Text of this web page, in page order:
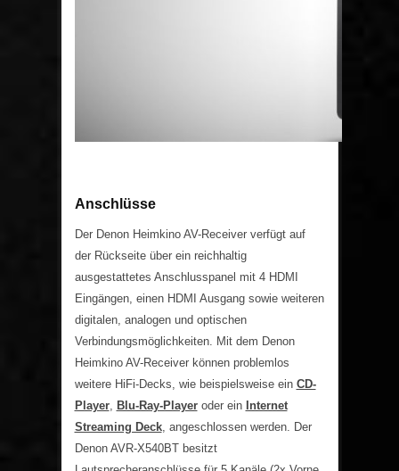
Anschlüsse
Der Denon Heimkino AV-Receiver verfügt auf
der Rückseite über ein reichhaltig
ausgestattetes Anschlusspanel mit 4 HDMI
Eingängen, einen HDMI Ausgang sowie weiteren
digitalen, analogen und optischen
Verbindungsmöglichkeiten. Mit dem Denon
Heimkino AV-Receiver können problemlos
weitere HiFi-Decks, wie beispielsweise ein CD-
Player, Blu-Ray-Playeroder ein Internet
Streaming Deck, angeschlossen werden. Der
Denon AVR-X540BT besitzt